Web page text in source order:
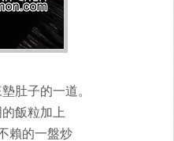
肚子的一道。
飯粒加上
賴的一盤炒